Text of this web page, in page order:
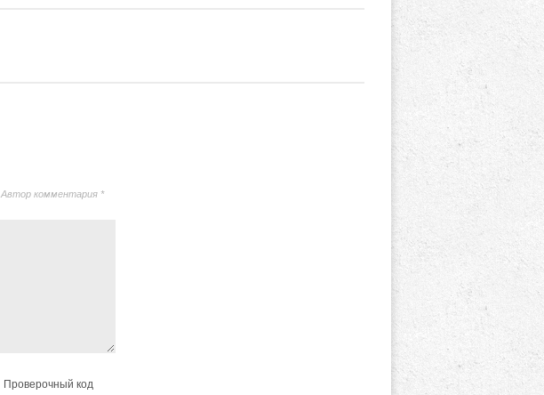
Автор комментария *
Проверочный код